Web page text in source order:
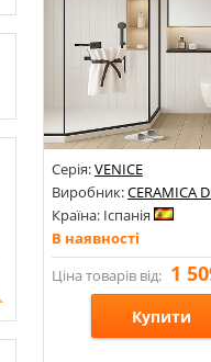
Серія:VENICE
Виробник:CERAMICA
Країна: Іспанія
В наявності
Ціна товарів від: 1
Купити